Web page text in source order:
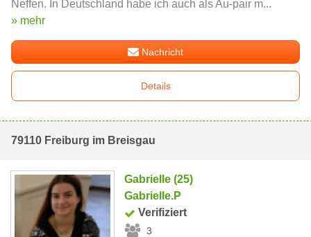
Neffen. In Deutschland habe ich auch als Au-pair m...
» mehr
Nachricht
Details
79110 Freiburg im Breisgau
Gabrielle (25)
Gabrielle.P
Verifiziert
3